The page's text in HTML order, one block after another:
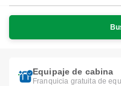
Equipaje de cabina
Franquicia gratuita de